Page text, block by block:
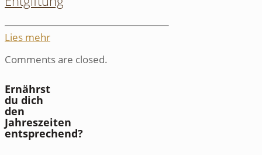
Lies mehr
Comments are closed.
Ernährst
du dich
den
Jahreszeiten
entsprechend?